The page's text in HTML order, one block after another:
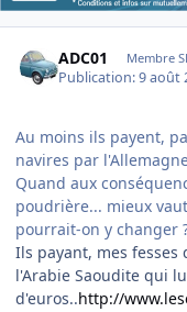
ADC01 Membre
Publication:9 août
Au moins ils payent,
navires par
Quand aux
poudrière... mieux
pourrait-on y changer
Ils payant, mes fesses
l'Arabie Saoudite qui
d'euros..http://